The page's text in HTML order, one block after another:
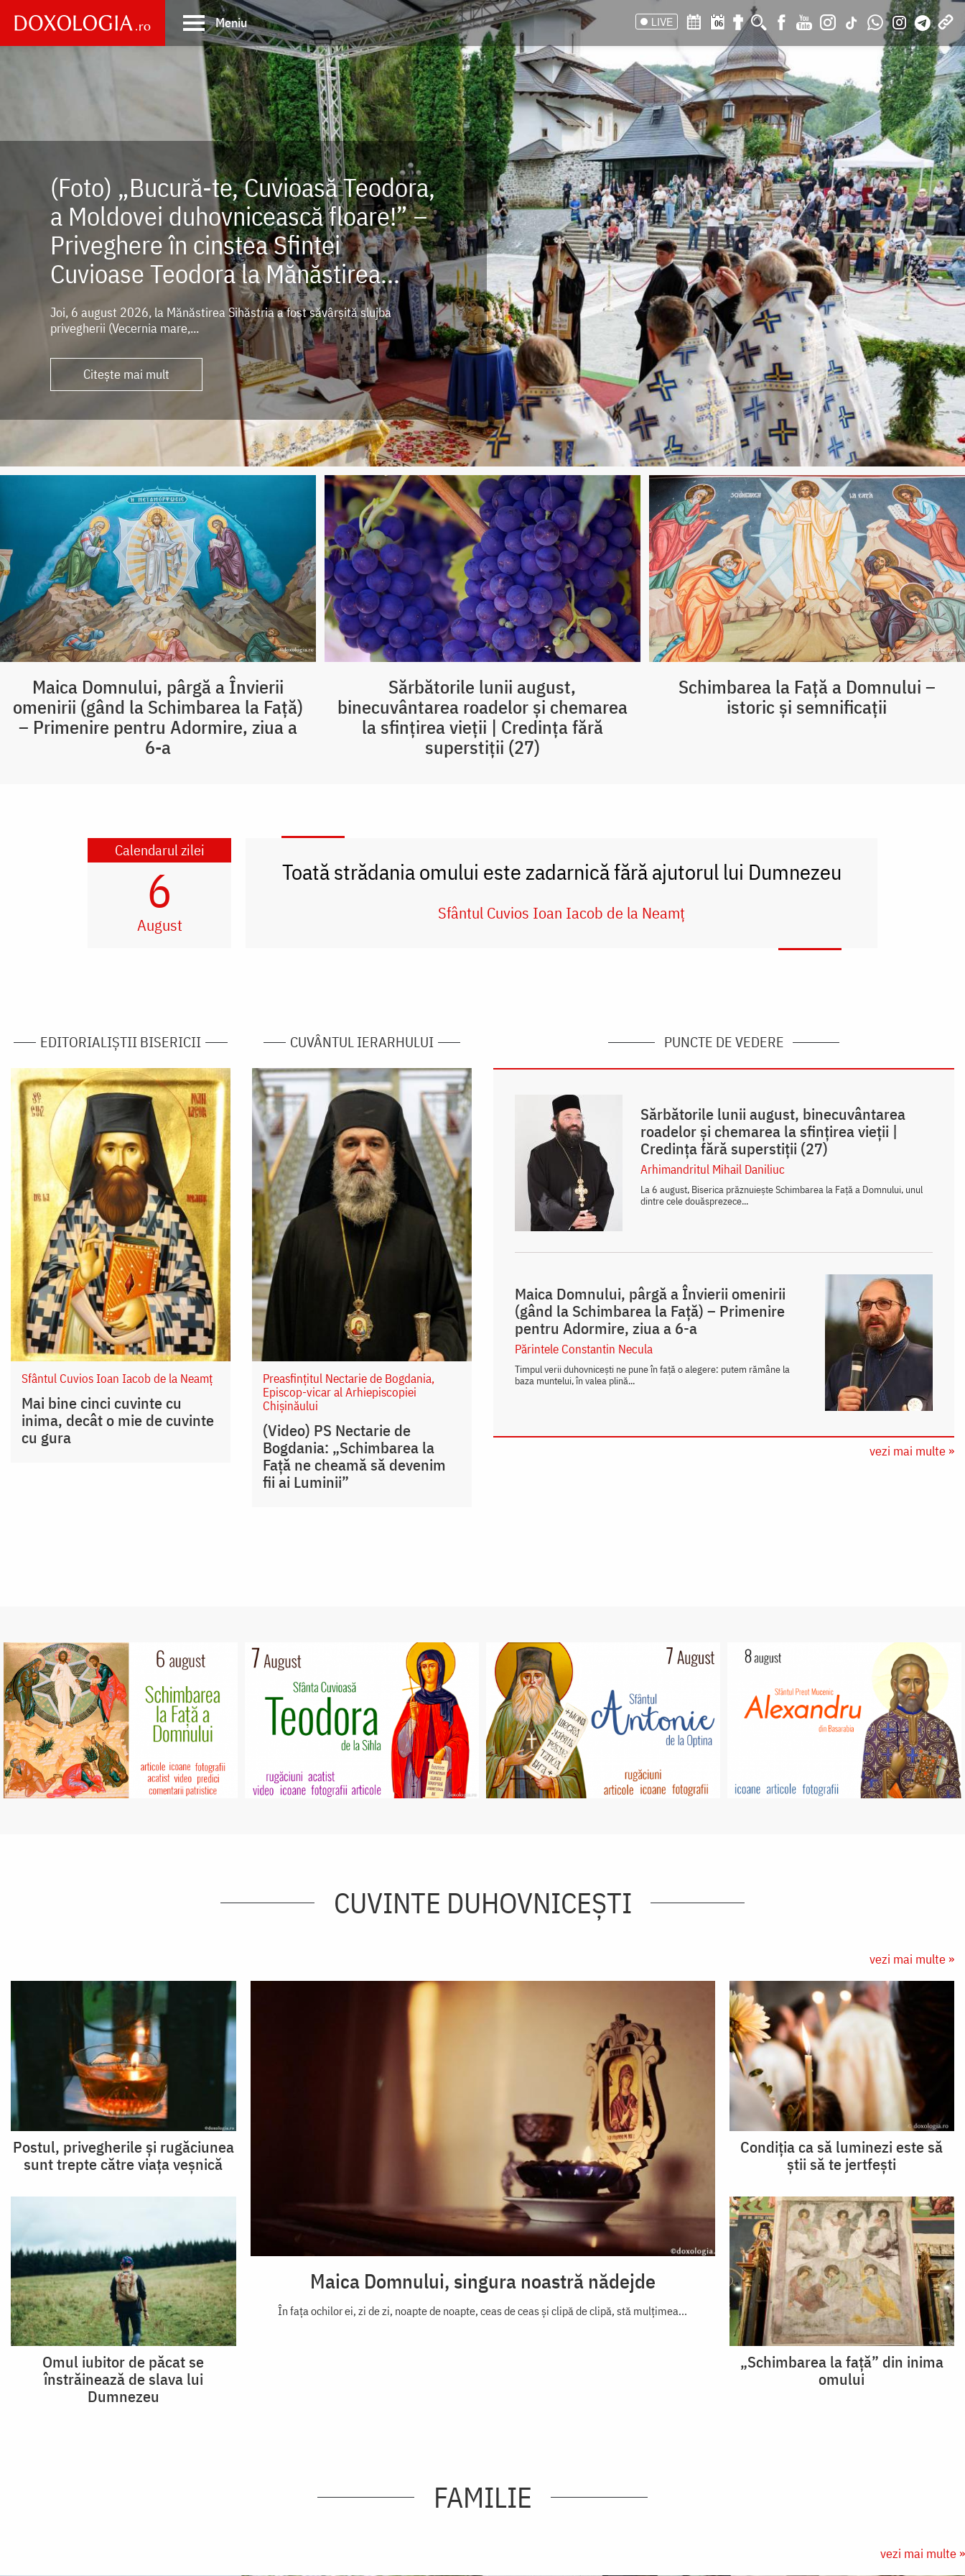
main
Meniu LIVE 06
(Foto) „Bucură-te, Cuvioasă Teodora,
a Moldovei duhovnicească floare!” –
Priveghere în cinstea Sfintei
Cuvioase Teodora la Mănăstirea...
Joi, 6 august 2026, la Mănăstirea Sihăstria a fost săvârșită slujba
privegherii (Vecernia mare,...
Citește mai mult
Maica Domnului, pârgă a Învierii
omenirii (gând la Schimbarea la Față)
– Primenire pentru Adormire, ziua a
6-a
Sărbătorile lunii august,
binecuvântarea roadelor și chemarea
la sfințirea vieții | Credința fără
superstiții (27)
Schimbarea la Față a Domnului –
istoric și semnificații
Calendarul zilei
6
August
Toată strădania omului este zadarnică fără ajutorul lui Dumnezeu
Sfântul Cuvios Ioan Iacob de la Neamț
EDITORIALIȘTII BISERICII
Sfântul Cuvios Ioan Iacob de la Neamț
Mai bine cinci cuvinte cu
inima, decât o mie de cuvinte
cu gura
CUVÂNTUL IERARHULUI
Preasfințitul Nectarie de Bogdania,
Episcop-vicar al Arhiepiscopiei
Chișinăului
(Video) PS Nectarie de
Bogdania: „Schimbarea la
Față ne cheamă să devenim
fii ai Luminii”
PUNCTE DE VEDERE
Sărbătorile lunii august, binecuvântarea
roadelor și chemarea la sfințirea vieții |
Credința fără superstiții (27)
Arhimandritul Mihail Daniliuc
La 6 august, Biserica prăznuiește Schimbarea la Față a Domnului, unul
dintre cele douăsprezece...
Maica Domnului, pârgă a Învierii omenirii
(gând la Schimbarea la Față) – Primenire
pentru Adormire, ziua a 6-a
Părintele Constantin Necula
Timpul verii duhovnicești ne pune în față o alegere: putem rămâne la
baza muntelui, în valea plină...
vezi mai multe »
CUVINTE DUHOVNICEȘTI
vezi mai multe »
Maica Domnului, singura noastră nădejde
În fața ochilor ei, zi de zi, noapte de noapte, ceas de ceas și clipă de clipă, stă mulțimea...
Postul, privegherile și rugăciunea
sunt trepte către viața veșnică
Omul iubitor de păcat se
înstrăinează de slava lui
Dumnezeu
Condiția ca să luminezi este să
știi să te jertfești
„Schimbarea la față” din inima
omului
FAMILIE
vezi mai multe »